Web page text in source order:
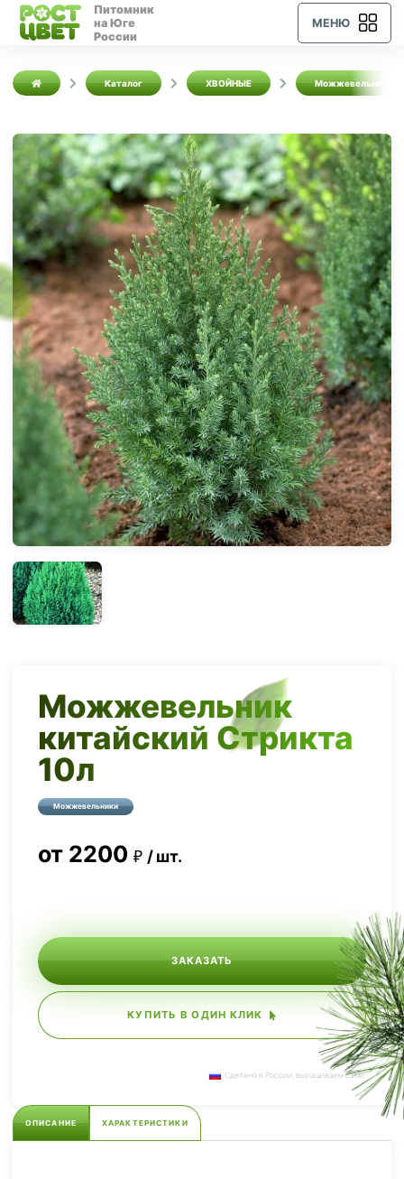
Питомник
на Юге
России
МЕНЮ
Каталог ХВОЙНЫЕ Можжевельники
Можжевельник
китайский Стрикта
10л
Можжевельники
от 2200 шт.
ЗАКАЗАТЬ
КУПИТЬ В ОДИН КЛИК
Сделано в России, выращиваем сами.
ОПИСАНИЕ ХАРАКТЕРИСТИКИ